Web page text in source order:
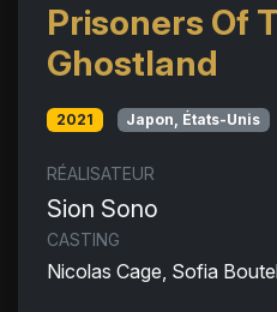
Prisoners Of
Ghostland
2021 Japon, États-Unis
RÉALISATEUR
Sion Sono
CASTING
Nicolas Cage, Sofia